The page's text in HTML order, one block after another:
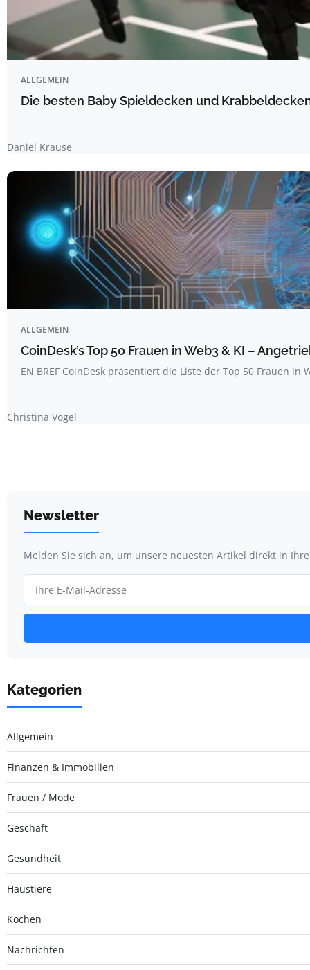
ALLGEMEIN
Die besten Baby Spieldecken und
Daniel Krause
ALLGEMEIN
CoinDesk’s Top 50 Frauen in Web3 & KI –
EN BREF CoinDesk präsentiert die Liste der Top 50 Frauen in
Christina Vogel
Newsletter
Melden Sie sich an, um unsere neuesten Artikel direkt in
Kategorien
Allgemein
Finanzen & Immobilien
Frauen / Mode
Geschäft
Gesundheit
Haustiere
Kochen
Nachrichten